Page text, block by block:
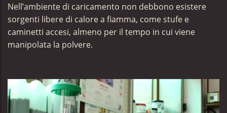
Nell’ambiente di caricamento non debbono esistere
sorgenti libere di calore a fiamma, come stufe e
caminetti accesi, almeno per il tempo in cui viene
manipolata la polvere.